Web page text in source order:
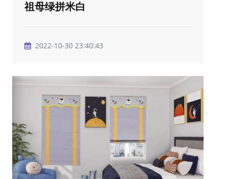
祖母绿拼米白
2022-10-30 23:40:43